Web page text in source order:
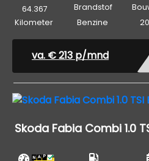
64.367
Kilometer
Brandstof
Benzine
va. €213 p/mnd
Skoda Fabia Combi 1.0